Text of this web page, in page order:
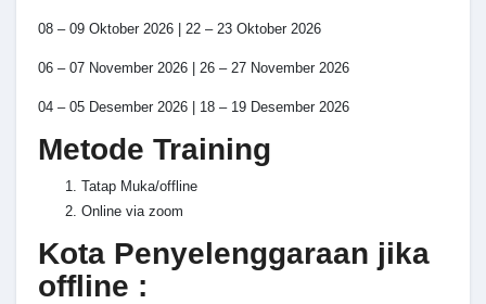
08 – 09 Oktober 2026 | 22 – 23 Oktober 2026
06 – 07 November 2026 | 26 – 27 November 2026
04 – 05 Desember 2026 | 18 – 19 Desember 2026
Metode Training
Tatap Muka/offline
Online via zoom
Kota Penyelenggaraan jika
offline :